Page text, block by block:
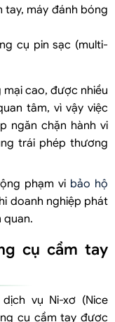
tay, máy đánh bóng
cụ pin sạc (multi-
cao, được nhiều
tâm, vì vậy việc
ngăn chặn hành vi
trái phép thương
phạm vi bảo hộ
doanh nghiệp phát
quan.
cụ cầm tay
vụ Ni-xơ (Nice
cụ cầm tay được